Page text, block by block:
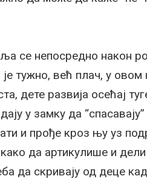
се непосредно након
тужно, већ плач, у овом
дете развија осећај
у замку да
и прође кроз њу уз
да артикулише и
да скривају од деце